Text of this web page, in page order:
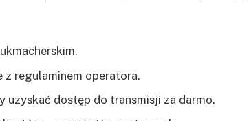
regulaminem operatora.
uzyskać dostęp do transmisji za darmo.